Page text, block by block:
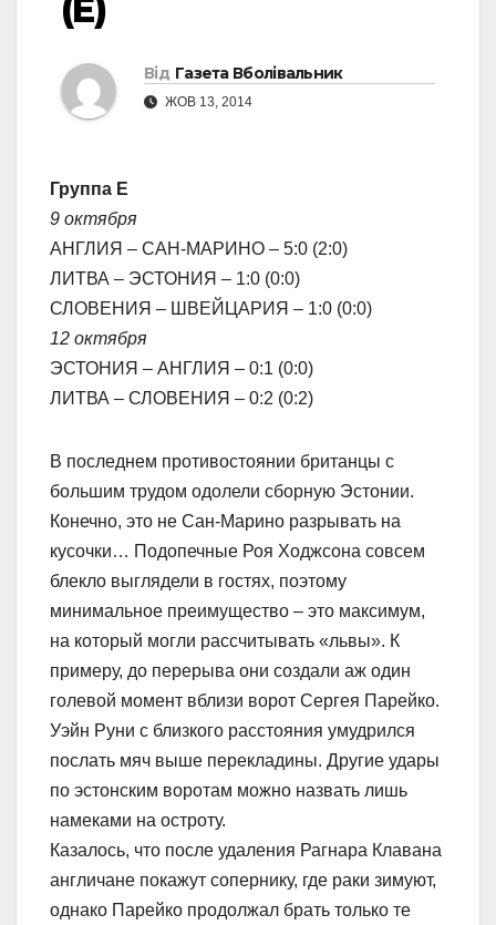
(E)
Від Газета Вболівальник
ЖОВ 13, 2014
Группа Е
9 октября
АНГЛИЯ – САН-МАРИНО – 5:0 (2:0)
ЛИТВА – ЭСТОНИЯ – 1:0 (0:0)
СЛОВЕНИЯ – ШВЕЙЦАРИЯ – 1:0 (0:0)
12 октября
ЭСТОНИЯ – АНГЛИЯ – 0:1 (0:0)
ЛИТВА – СЛОВЕНИЯ – 0:2 (0:2)
В последнем противостоянии британцы с
большим трудом одолели сборную Эстонии.
Конечно, это не Сан-Марино разрывать на
кусочки… Подопечные Роя Ходжсона совсем
блекло выглядели в гостях, поэтому
минимальное преимущество – это максимум,
на который могли рассчитывать «львы». К
примеру, до перерыва они создали аж один
голевой момент вблизи ворот Сергея Парейко.
Уэйн Руни с близкого расстояния умудрился
послать мяч выше перекладины. Другие удары
по эстонским воротам можно назвать лишь
намеками на остроту.
Казалось, что после удаления Рагнара Клавана
англичане покажут сопернику, где раки зимуют,
однако Парейко продолжал брать только те